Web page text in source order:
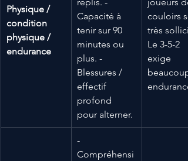
Physique /
condition
physique /
endurance
Capacité à
tenir sur 90
minutes ou
plus. -
Blessures /
effectif
profond
pour alterner.
couloirs
très
Le 3-5-2
exige
-
Compréhensi